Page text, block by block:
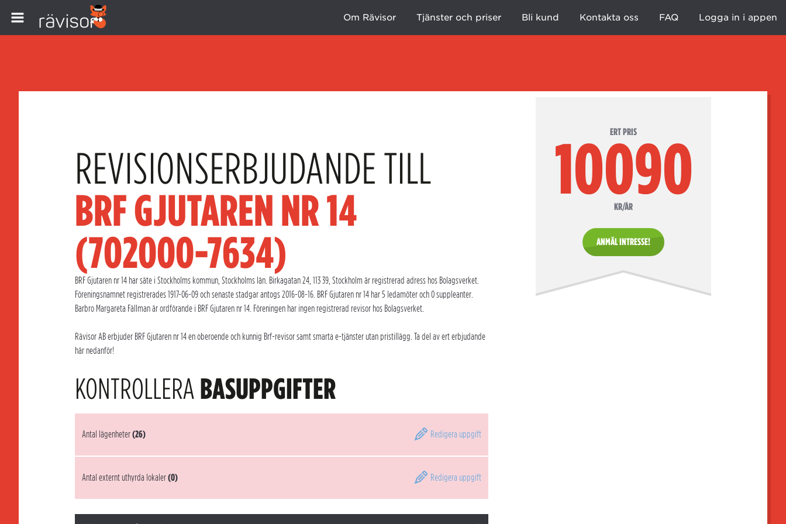
Om Rävisor Tjänster och priser Bli kund Kontakta oss FAQ Logga in i appen
ERT PRIS
10090
KR/ÅR
ANMÄL INTRESSE!
REVISIONSERBJUDANDE TILL
BRF GJUTAREN NR 14
(702000-7634)
BRF Gjutaren nr 14 har säte i Stockholms kommun, Stockholms län. Birkagatan 24, 113 39, Stockholm är registrerad adress hos Bolagsverket.
Föreningsnamnet registrerades 1917-06-09 och senaste stadgar antogs 2016-08-16. BRF Gjutaren nr 14 har 5 ledamöter och 0 suppleanter.
Barbro Margareta Fällman är ordförande i BRF Gjutaren nr 14. Föreningen har ingen registrerad revisor hos Bolagsverket.
Rävisor AB erbjuder BRF Gjutaren nr 14 en oberoende och kunnig Brf-revisor samt smarta e-tjänster utan pristillägg. Ta del av ert erbjudande
här nedanför!
KONTROLLERABASUPPGIFTER
Antal lägenheter(26) Redigera uppgift
Antal externt uthyrda lokaler(0) Redigera uppgift